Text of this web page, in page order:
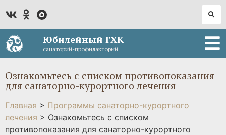
Юбилейный ГХК
санаторий-профилакторий
Ознакомьтесь с списком противопоказания
для санаторно-курортного лечения
Главная > Программы санаторно-курортного
лечения > Ознакомьтесь с списком
противопоказания для санаторно-курортного